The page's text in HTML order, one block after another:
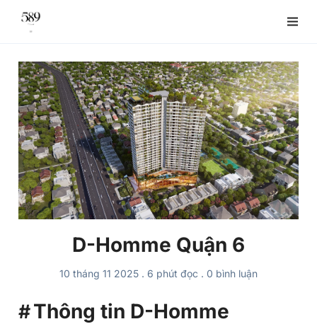
D-Homme Quận 6
10 tháng 11 2025 . 6 phút đọc . 0 bình luận
Thông tin D-Homme